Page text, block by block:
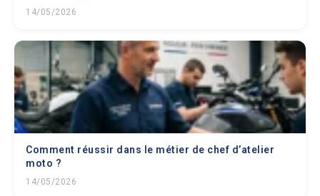
14/05/2026
Comment réussir dans le métier de chef d’atelier
moto ?
14/05/2026